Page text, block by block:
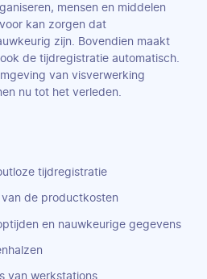
mensen en middelen
kan zorgen dat
zijn. Bovendien maakt
de tijdregistratie automatisch.
van visverwerking
nu tot het verleden.
tijdregistratie
de productkosten
en nauwkeurige gegevens
van werkstations